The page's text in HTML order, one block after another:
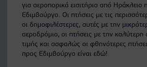
για αεροπορικά εισιτήρια από Ηράκλειο
Εδιμβούργο. Οι πτήσεις με τις
οι δημοφιλέστερες, αυτές με την
αεροδρόμιο, οι πτήσεις με την καλύτερη
τιμής και ασφαλώς οι φθηνότερες
προς Εδιμβούργο είναι εδώ!